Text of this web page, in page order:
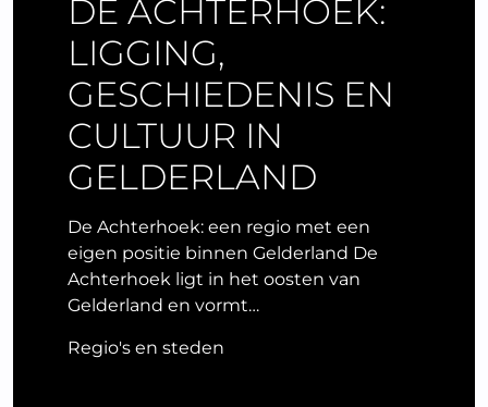
DE ACHTERHOEK:
LIGGING,
GESCHIEDENIS EN
CULTUUR IN
GELDERLAND
De Achterhoek: een regio met een
eigen positie binnen Gelderland De
Achterhoek ligt in het oosten van
Gelderland en vormt…
Regio's en steden